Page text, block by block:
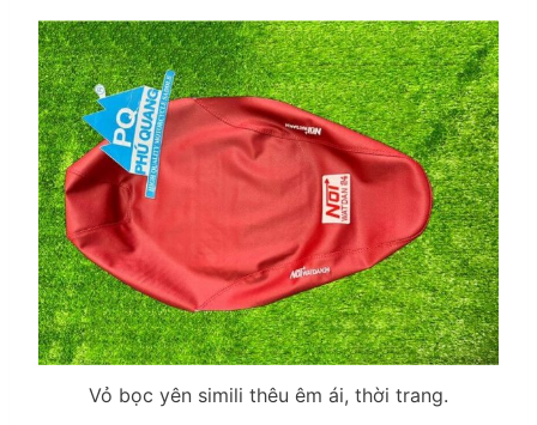
Vỏ bọc yên simili thêu êm ái, thời trang.